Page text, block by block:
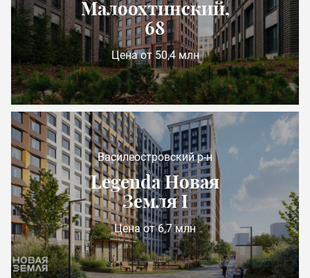
Малоохтинский,
68
Цена от 50,4 млн
Василеостровский р-н
Legenda Новая
Земля I
Цена от 6,7 млн